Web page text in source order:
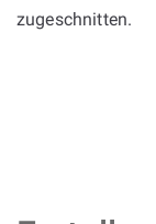
zugeschnitten.